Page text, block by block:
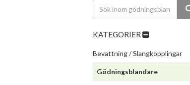
KATEGORIER
Bevattning / Slangkopplingar
Gödningsblandare